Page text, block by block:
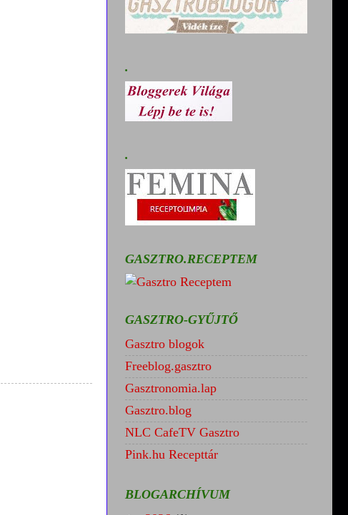
.
.
GASZTRO.RECEPTEM
GASZTRO-GYŰJTŐ
Gasztro blogok
Freeblog.gasztro
Gasztronomia.lap
Gasztro.blog
NLC CafeTV Gasztro
Pink.hu Recepttár
BLOGARCHÍVUM